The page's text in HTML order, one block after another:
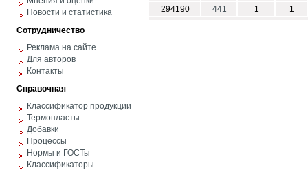
Новости и статистика
Сотрудничество
Реклама на сайте
Для авторов
Контакты
Справочная
Классификатор продукции
Термопласты
Добавки
Процессы
Нормы и ГОСТы
Классификаторы
294190
441 1 1